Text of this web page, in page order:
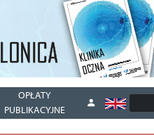
OPŁATY
PUBLIKACYJNE